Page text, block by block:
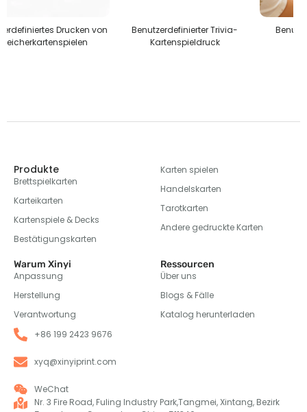
Benutzerdefinierter Trivia-
Kartenspieldruck
Benutzerdefinierte Puzzles
Produkte
Brettspielkarten
Karteikarten
Kartenspiele & Decks
Bestätigungskarten
Karten spielen
Handelskarten
Tarotkarten
Andere gedruckte Karten
Warum Xinyi
Anpassung
Herstellung
Verantwortung
Ressourcen
Über uns
Blogs & Fälle
Katalog herunterladen
+86 199 2423 9676
xyq@xinyiprint.com
WeChat
Nr. 3 Fire Road, Fuling Industry Park,Tangmei, Xintang, Bezirk